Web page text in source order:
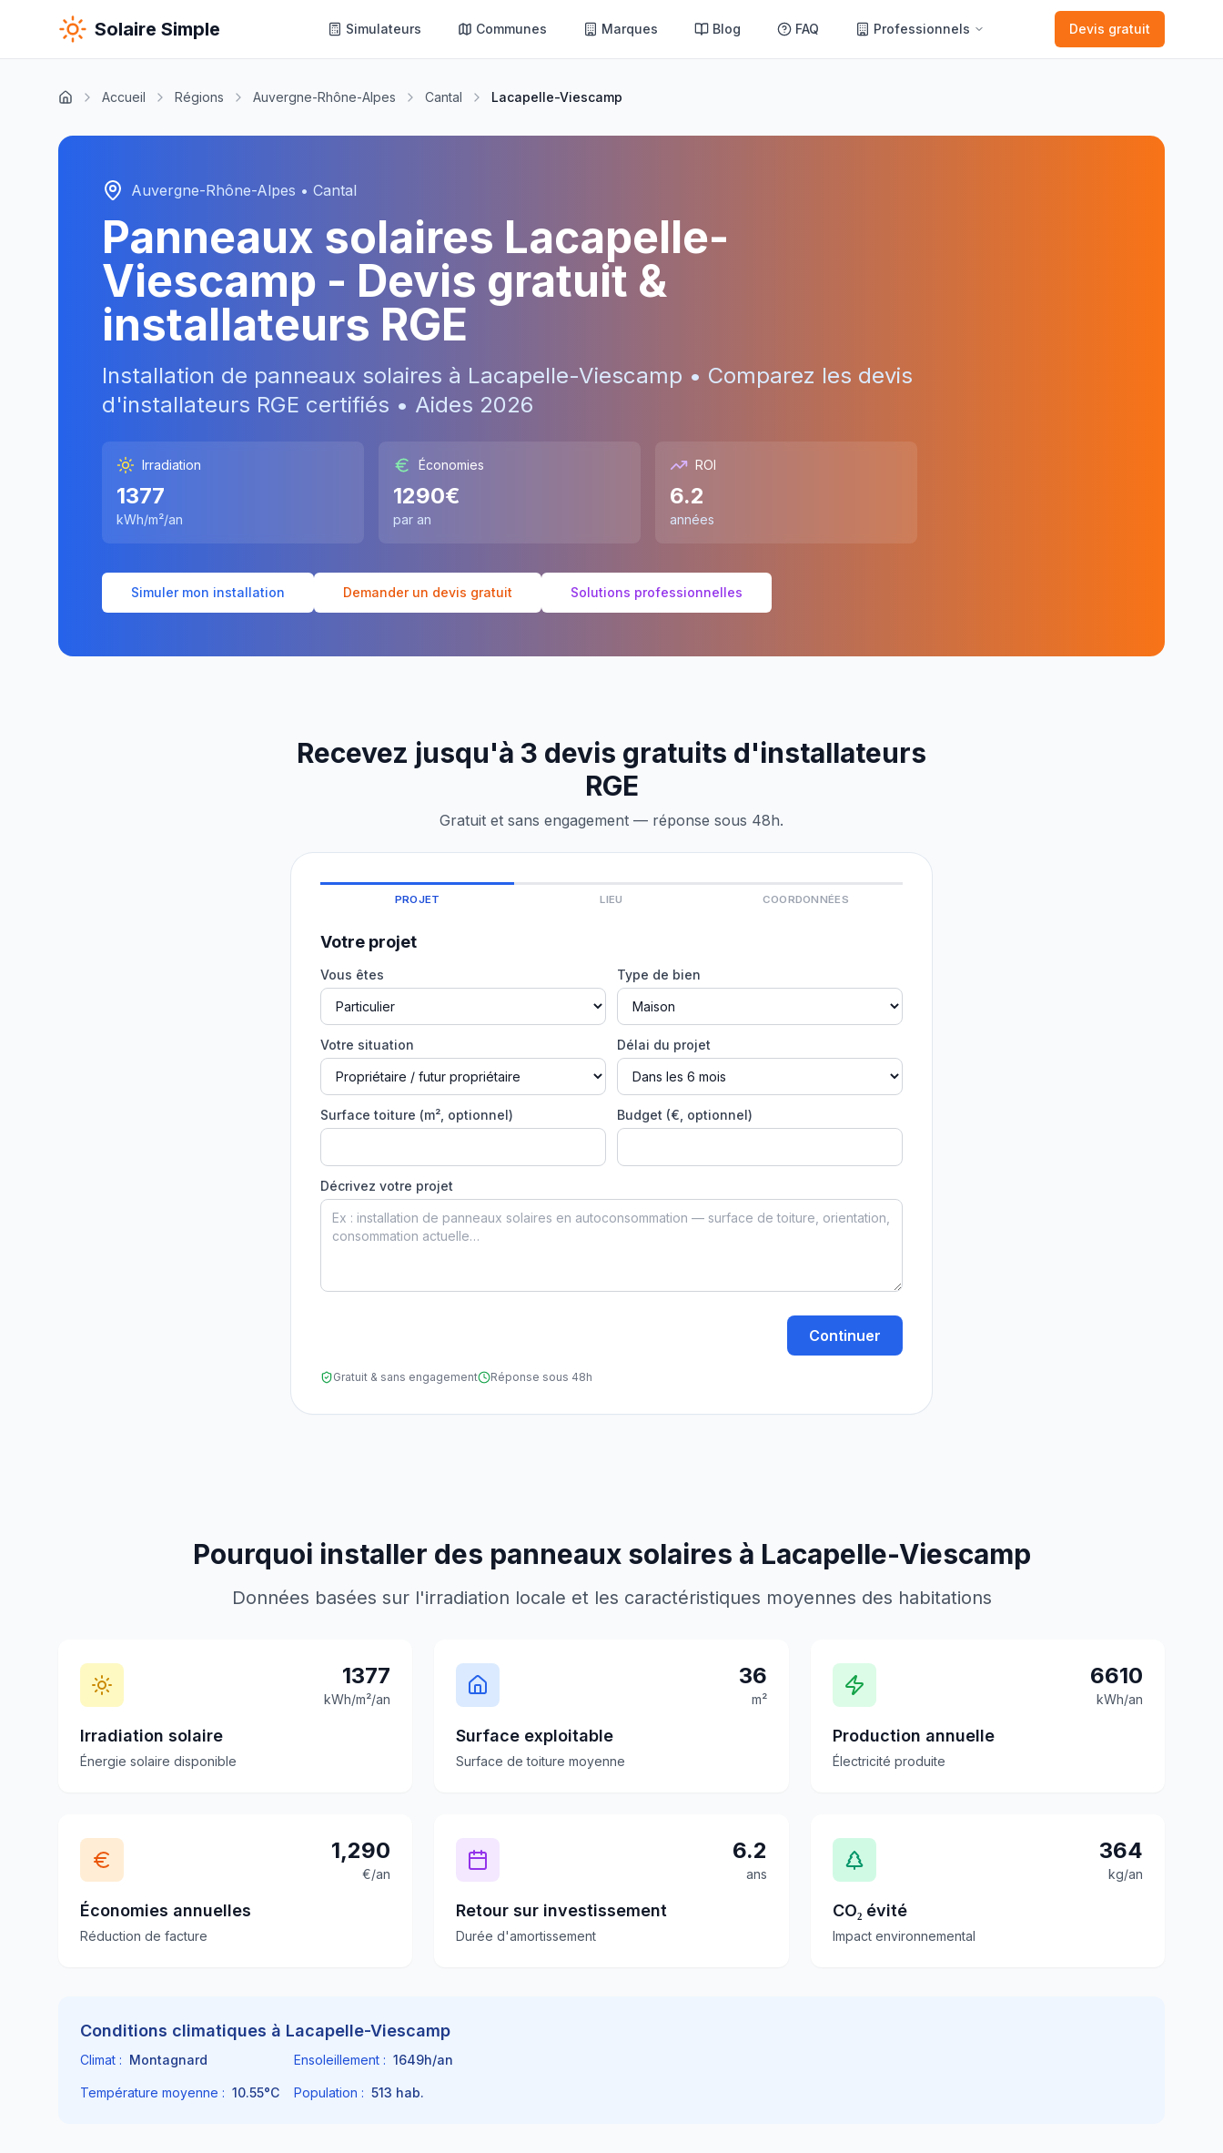
Solaire Simple Simulateurs Communes Marques Blog FAQ Professionnels Devis gratuit
Accueil Régions Auvergne-Rhône-Alpes Cantal Lacapelle-Viescamp
Auvergne-Rhône-Alpes • Cantal
Panneaux solaires Lacapelle-
Viescamp - Devis gratuit &
installateurs RGE
Installation de panneaux solaires à Lacapelle-Viescamp • Comparez les devis
d'installateurs RGE certifiés • Aides 2026
Irradiation
1377
kWh/m²/an
Économies
1290€
par an
ROI
6.2
années
Simuler mon installation Demander un devis gratuit Solutions professionnelles
Recevez jusqu'à 3 devis gratuits d'installateurs
RGE
Gratuit et sans engagement — réponse sous 48h.
PROJET LIEU COORDONNÉES
Votre projet
Vous êtes Type de bien
Votre situation Délai du projet
Surface toiture (m², optionnel) Budget (€, optionnel)
Décrivez votre projet
Continuer
Gratuit & sans engagement Réponse sous 48h
Pourquoi installer des panneaux solaires à Lacapelle-Viescamp
Données basées sur l'irradiation locale et les caractéristiques moyennes des habitations
1377
kWh/m²/an
Irradiation solaire
Énergie solaire disponible
36
m²
Surface exploitable
Surface de toiture moyenne
6610
kWh/an
Production annuelle
Électricité produite
1,290
€/an
Économies annuelles
Réduction de facture
6.2
ans
Retour sur investissement
Durée d'amortissement
364
kg/an
CO₂ évité
Impact environnemental
Conditions climatiques à Lacapelle-Viescamp
Climat : Montagnard Ensoleillement : 1649h/an
Température moyenne : 10.55°C Population : 513 hab.